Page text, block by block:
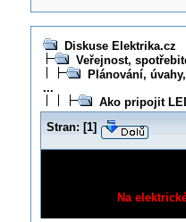
Diskuse Elektrika.cz
Veřejnost,
Plánování,
...
Ako pripojit
Stran: [1]
Na